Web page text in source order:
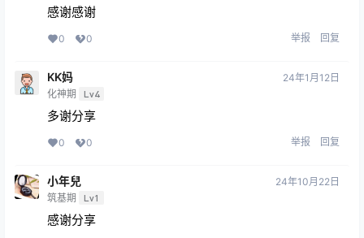
感谢感谢
0 0 举报 回复
KK妈
化神期 Lv4
24年1月12日
多谢分享
0 0 举报 回复
小年兒
筑基期 Lv1
24年10月22日
感谢分享